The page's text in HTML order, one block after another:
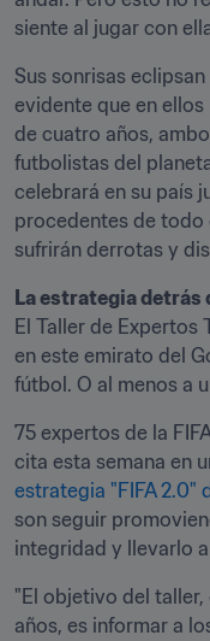
siente al jugar con
Sus sonrisas
evidente que en
de cuatro años,
futbolistas del
celebrará en su país
procedentes de todo
sufrirán derrotas y
La estrategia detrás
El Taller de Expertos
en este emirato del
fútbol. O al menos a
75 expertos de la
estrategia "FIFA 2.0"
son seguir
integridad y llevarlo
"El objetivo del
años, es informar a